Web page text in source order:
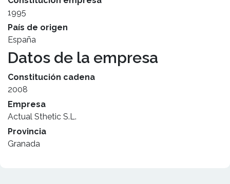
1995
País de origen
España
Datos de la empresa
Constitución cadena
2008
Empresa
Actual Sthetic S.L.
Provincia
Granada